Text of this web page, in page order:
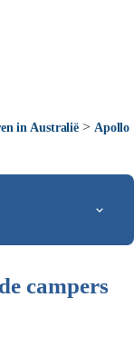
in Australië > Apollo
campers